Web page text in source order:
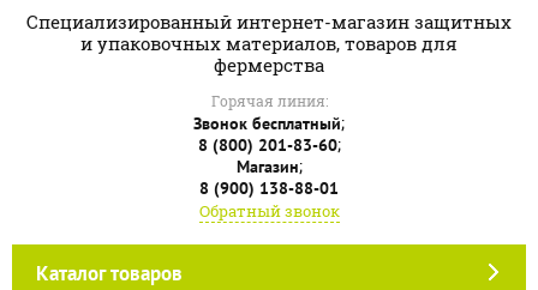
Специализированный интернет-магазин защитных
и упаковочных материалов, товаров для
фермерства
Горячая линия:
Звонок бесплатный;
8 (800) 201-83-60;
Магазин;
8 (900) 138-88-01
Обратный звонок
Каталог товаров